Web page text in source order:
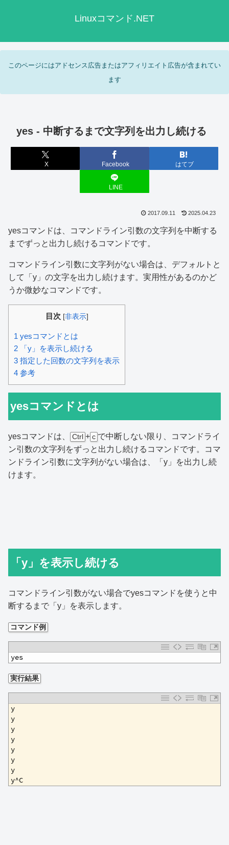
Linuxコマンド.NET
このページにはアドセンス広告またはアフィリエイト広告が含まれてい
ます
yes - 中断するまで文字列を出力し続ける
X Facebook はてブ
LINE
2017.09.11 2025.04.23
yesコマンドは、コマンドライン引数の文字列を中断する
までずっと出力し続けるコマンドです。
コマンドライン引数に文字列がない場合は、デフォルトと
して「y」の文字を出力し続けます。実用性があるのかど
うか微妙なコマンドです。
目次 [非表示]
1 yesコマンドとは
2 「y」を表示し続ける
3 指定した回数の文字列を表示
4 参考
yesコマンドとは
yesコマンドは、 Ctrl + c で中断しない限り、コマンドライ
ン引数の文字列をずっと出力し続けるコマンドです。コマ
ンドライン引数に文字列がない場合は、「y」を出力し続
けます。
「y」を表示し続ける
コマンドライン引数がない場合でyesコマンドを使うと中
断するまで「y」を表示します。
コマンド例
yes
実行結果
y
y
y
y
y
y
y
y^C